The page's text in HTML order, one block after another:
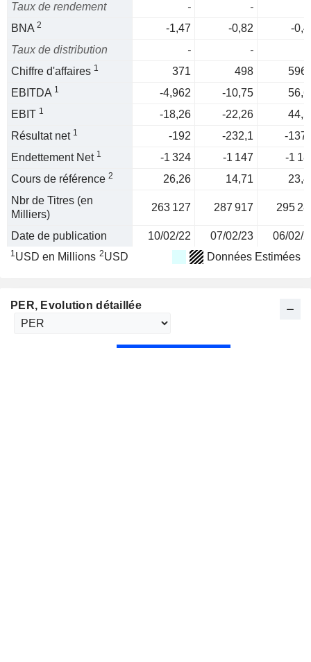
Taux de rendement
-
-
BNA 2 -1,47 -0,82
-
Taux de distribution
-
-
Chiffre d'affaires 1 371 498
EBITDA 1 -4,962 -10,75
EBIT 1 -18,26 -22,26
Résultat net 1 -192 -232,1
-
Endettement Net 1 -1 324 -1 147
-1
Cours de référence 2 26,26 14,71
Nbr de Titres (en
Milliers)
263 127 287 917 295
Date de publication 10/02/22 07/02/23 06/02/
1USD en Millions 2USD Données Estimées
PER, Evolution détaillée